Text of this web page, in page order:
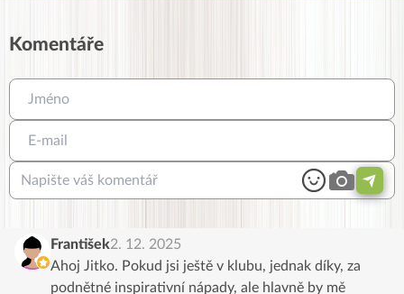
Komentáře
František2. 12. 2025
Ahoj Jitko. Pokud jsi ještě v klubu, jednak díky, za
podnětné inspirativní nápady, ale hlavně by mě